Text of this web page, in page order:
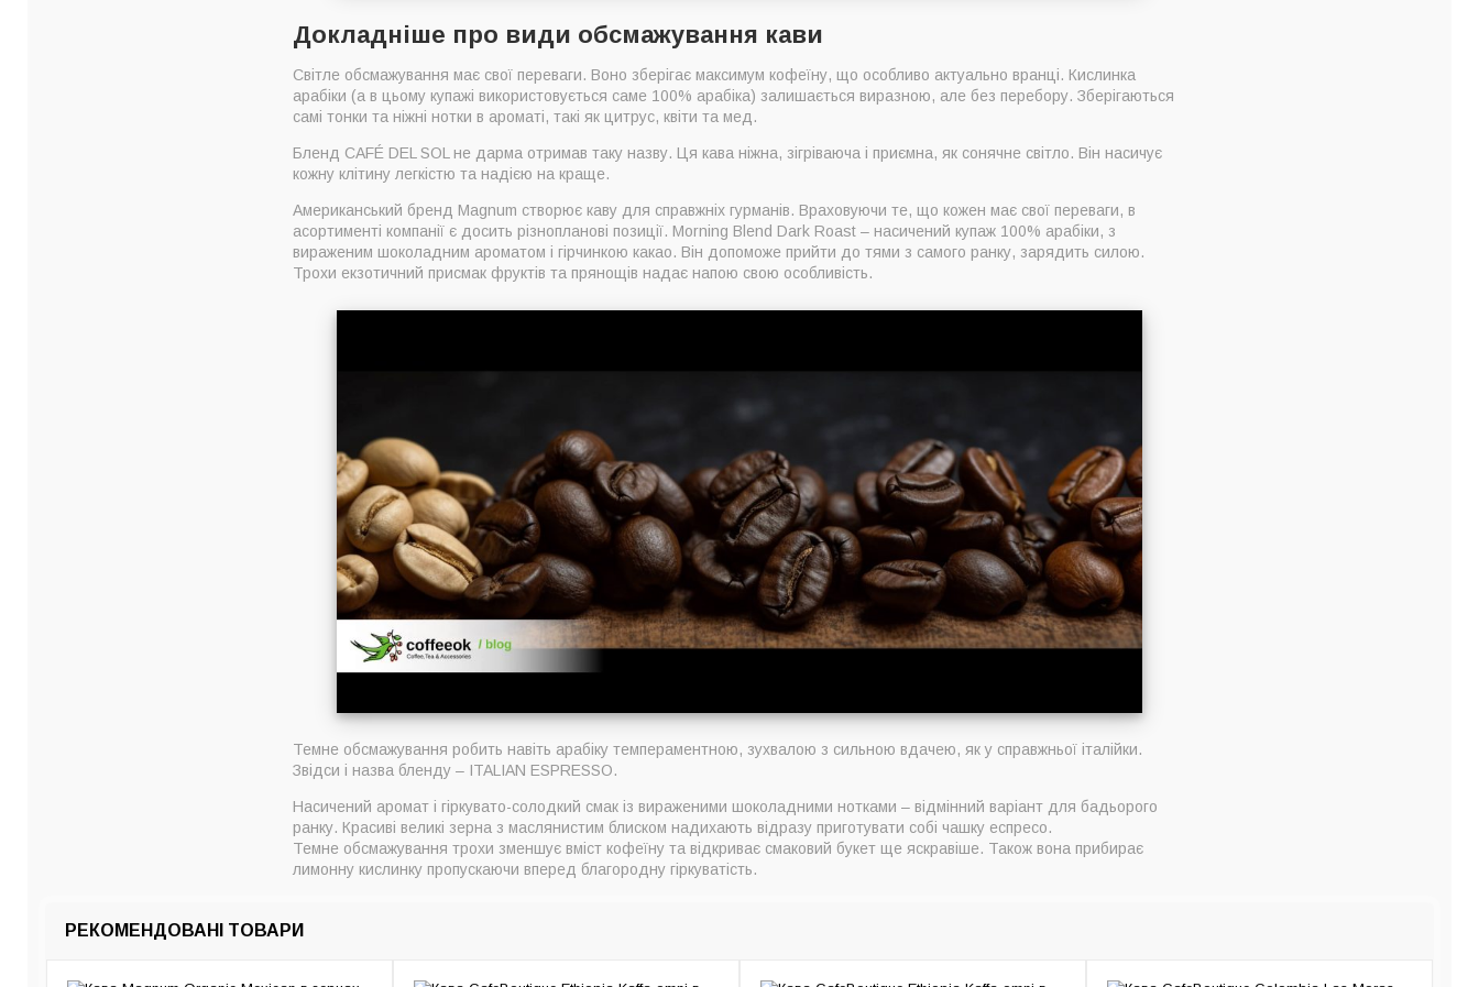
Докладніше про види обсмажування кави
Світле обсмажування має свої переваги. Воно зберігає максимум кофеїну, що особливо актуально вранці. Кислинка
арабіки (а в цьому купажі використовується саме 100% арабіка) залишається виразною, але без перебору. Зберігаються
самі тонки та ніжні нотки в ароматі, такі як цитрус, квіти та мед.
Бленд CAFÉ DEL SOL не дарма отримав таку назву. Ця кава ніжна, зігріваюча і приємна, як сонячне світло. Він насичує
кожну клітину легкістю та надією на краще.
Американський бренд Magnum створює каву для справжніх гурманів. Враховуючи те, що кожен має свої переваги, в
асортименті компанії є досить різнопланові позиції. Morning Blend Dark Roast – насичений купаж 100% арабіки, з
вираженим шоколадним ароматом і гірчинкою какао. Він допоможе прийти до тями з самого ранку, зарядить силою.
Трохи екзотичний присмак фруктів та прянощів надає напою свою особливість.
Темне обсмажування робить навіть арабіку темпераментною, зухвалою з сильною вдачею, як у справжньої італійки.
Звідси і назва бленду – ITALIAN ESPRESSO.
Насичений аромат і гіркувато-солодкий смак із вираженими шоколадними нотками – відмінний варіант для бадьорого
ранку. Красиві великі зерна з маслянистим блиском надихають відразу приготувати собі чашку еспресо.
Темне обсмажування трохи зменшує вміст кофеїну та відкриває смаковий букет ще яскравіше. Також вона прибирає
лимонну кислинку пропускаючи вперед благородну гіркуватість.
РЕКОМЕНДОВАНІ ТОВАРИ